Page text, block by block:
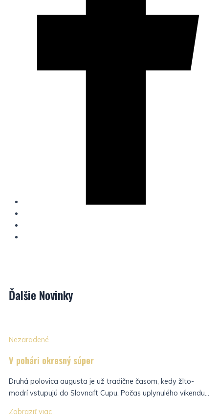
Ďalšie Novinky
Nezaradené
V pohári okresný súper
Druhá polovica augusta je už tradične časom, kedy žlto-
modrí vstupujú do Slovnaft Cupu. Počas uplynulého víkendu...
Zobraziť viac